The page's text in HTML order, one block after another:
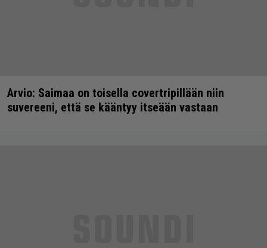
Arvio: Saimaa on toisella covertripillään niin
suvereeni, että se kääntyy itseään vastaan